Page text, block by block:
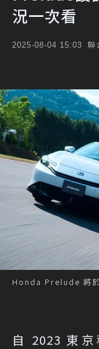
況一次看
2025-08-04 15:03 聯
Honda Prelude 將
自 2023 東